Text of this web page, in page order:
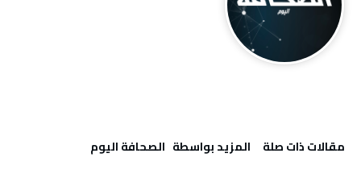
‫مقالات ذات صلة‬ ‫‫المزيد بواسطة‬ ‬ ‭ ‬الصحافة‭ ‬اليوم